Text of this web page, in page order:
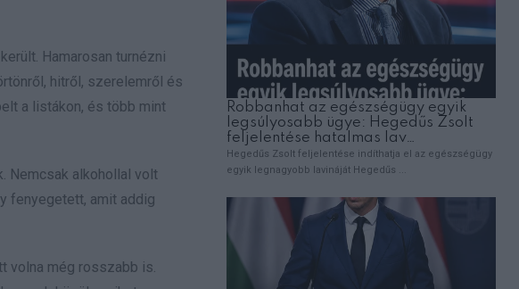
Hamarosan turnézni
hitről, szerelemről és
a listákon, és több mint
Nemcsak alkohollal volt
fenyegetett, amit addig
volna még rosszabb is.